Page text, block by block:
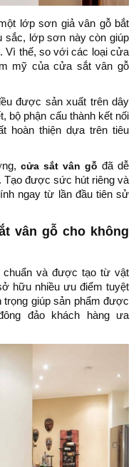
lớp sơn giả vân gỗ bắt
sắc, lớp sơn này còn giúp
Vì thế, so với các loại cửa
mỹ của cửa sắt vân gỗ
được sản xuất trên dây
bộ phận cấu thành kết nối
hoàn thiện dựa trên tiêu
cửa sắt vân gỗ đã dễ
Tạo được sức hút riêng và
ngay từ lần đầu tiên sử
vân gỗ cho không
chuẩn và được tạo từ vật
hữu nhiều ưu điểm tuyệt
giúp sản phẩm được
đảo khách hàng ưa